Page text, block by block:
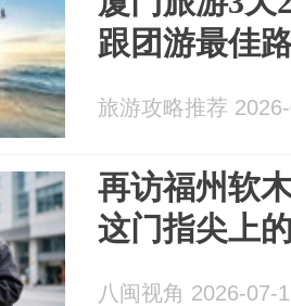
跟团游最佳
旅游攻略推荐
再访福州软
这门指尖上
八闽视角 2026-07-